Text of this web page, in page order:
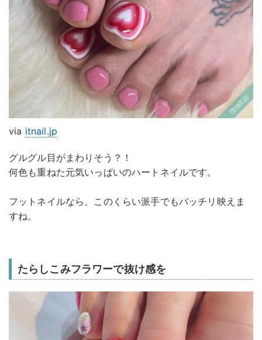
via itnail.jp
グルグル目がまわりそう？！
何色も重ねた元気いっぱいのハートネイルです。
フットネイルなら、このくらい派手でもバッチリ映えま
すね。
たらしこみフラワーで抜け感を